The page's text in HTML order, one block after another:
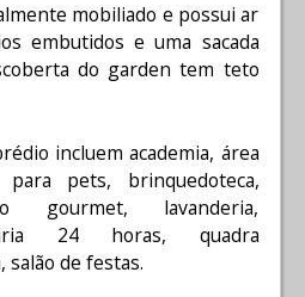
mobiliado e possui ar
embutidos e uma sacada
do garden tem teto
incluem academia, área
pets, brinquedoteca,
gourmet, lavanderia,
24 horas, quadra
de festas.